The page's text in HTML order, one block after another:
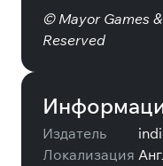
© Mayor Games
Reserved
Издатель
Локализация